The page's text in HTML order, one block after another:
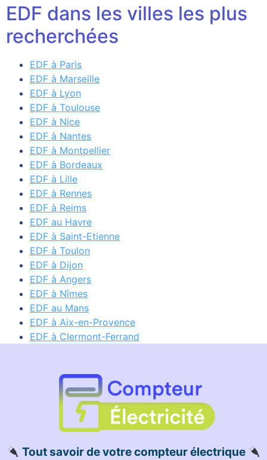
EDF dans les villes les plus
recherchées
EDF à Paris
EDF à Marseille
EDF à Lyon
EDF à Toulouse
EDF à Nice
EDF à Nantes
EDF à Montpellier
EDF à Bordeaux
EDF à Lille
EDF à Rennes
EDF à Reims
EDF au Havre
EDF à Saint-Etienne
EDF à Toulon
EDF à Dijon
EDF à Angers
EDF à Nîmes
EDF au Mans
EDF à Aix-en-Provence
EDF à Clermont-Ferrand
Tout savoir de votre compteur électrique